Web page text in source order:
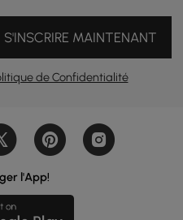
S'INSCRIRE MAINTENANT
de Confidentialité
l'App!